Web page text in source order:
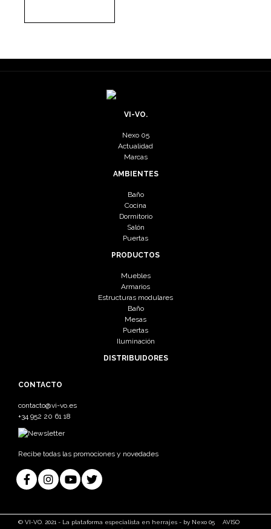
VI-VO.
Nexo 05
Actualidad
Marcas
AMBIENTES
Baño
Cocina
Dormitorio
Salón
Puertas
PRODUCTOS
Muebles
Armarios
Estructuras modulares
Baño
Mesas
Puertas
Iluminación
DISTRIBUIDORES
CONTACTO
contacto@vi-vo.es
+34 952 20 61 18
Recibe todas las promociones y novedades
© VI-VO. 2021 - La plataforma especialista en herrajes - by Nexo 05
AVISO